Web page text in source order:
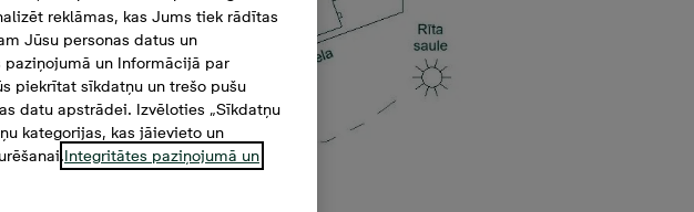
reklāmas, kas Jums tiek rādītas
Jūsu personas datus un
un Informācijā par
piekrītat sīkdatņu un trešo pušu
datu apstrādei. Izvēloties „Sīkdatņu
kategorijas, kas jāievieto un
Integritātes paziņojumā un